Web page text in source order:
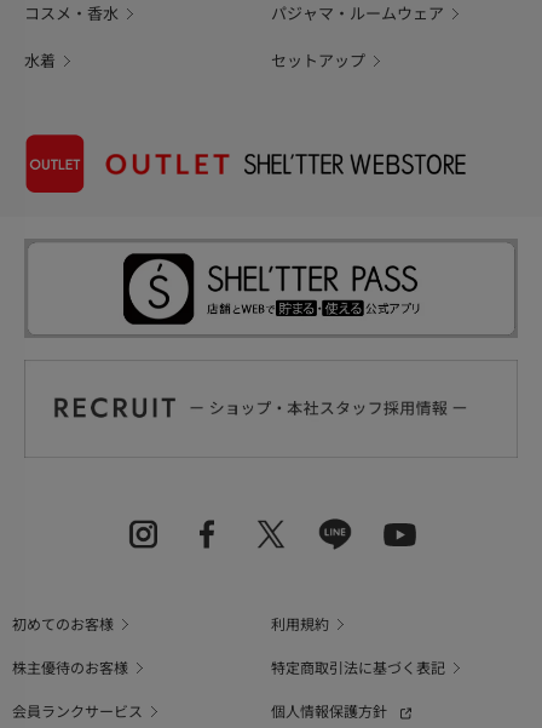
コスメ・香水 パジャマ・ルームウェア
水着 セットアップ
初めてのお客様
利用規約
株主優待のお客様
特定商取引法に基づく表記
会員ランクサービス
個人情報保護方針